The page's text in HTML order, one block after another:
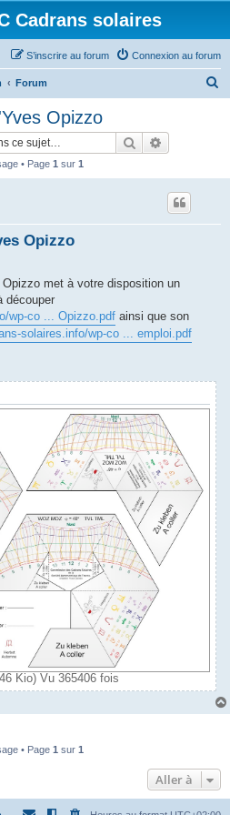
Cadrans solaires
Connexion au forum
S’inscrire au forum
Forum
Opizzo
Rechercher
• Page 1 sur 1
Opizzo
met à votre disposition un
découper
wp-co ... Opizzo.pdf ainsi que son
solaires.info/wp-co ... emploi.pdf
Kio) Vu 365406 fois
• Page 1 sur 1
Aller à